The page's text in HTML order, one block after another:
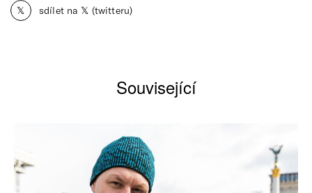
𝕏 sdílet na 𝕏 (twitteru)
Související